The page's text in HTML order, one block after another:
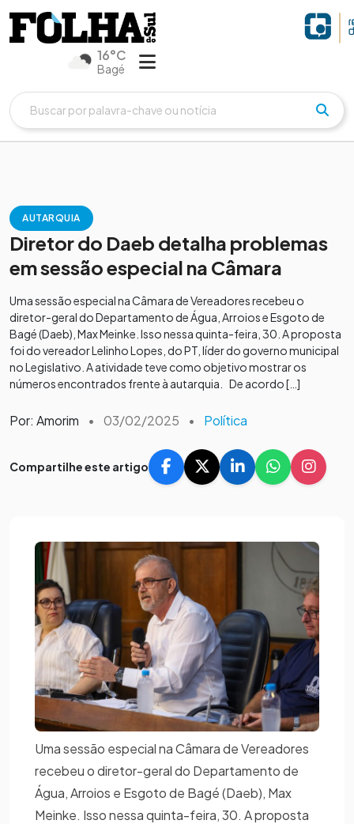
16°C
Bagé
AUTARQUIA
Diretor do Daeb detalha problemas
em sessão especial na Câmara
Uma sessão especial na Câmara de Vereadores recebeu o
diretor-geral do Departamento de Água, Arroios e Esgoto de
Bagé (Daeb), Max Meinke. Isso nessa quinta-feira, 30. A proposta
foi do vereador Lelinho Lopes, do PT, líder do governo municipal
no Legislativo. A atividade teve como objetivo mostrar os
números encontrados frente à autarquia. De acordo […]
Por: Amorim • 03/02/2025 • Política
Compartilhe este artigo
Uma sessão especial na Câmara de Vereadores
recebeu o diretor-geral do Departamento de
Água, Arroios e Esgoto de Bagé (Daeb), Max
Meinke. Isso nessa quinta-feira, 30. A proposta